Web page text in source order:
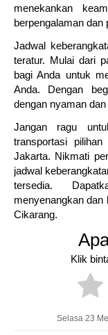
menekankan
berpengalaman dan
Jadwal
teratur. Mulai dari
bagi Anda untuk
Anda. Dengan
dengan nyaman
Jangan ragu
transportasi
Jakarta. Nikmati
jadwal
tersedia.
menyenangkan dan
Cikarang.
Klik
Selasa 23